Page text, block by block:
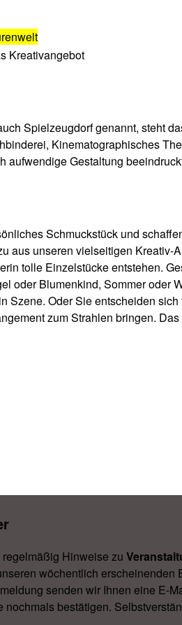
Kreativangebot
Spielzeugdorf genannt, steht
Kinematographisches
aufwendige Gestaltung
Schmuckstück und
aus unseren vielseitigen Kreativ-
tolle Einzelstücke entstehen.
oder Blumenkind, Sommer oder
Szene. Oder Sie entscheiden sich
zum Strahlen bringen.
Hinweise zu
wöchentlich erscheinenden
senden wir Ihnen eine E-
nochmals bestätigen.